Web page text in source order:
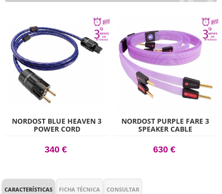
NORDOST BLUE HEAVEN 3
POWER CORD
340 €
NORDOST PURPLE FARE 3
SPEAKER CABLE
630 €
CARACTERÍSTICAS FICHA TÉCNICA CONSULTAR